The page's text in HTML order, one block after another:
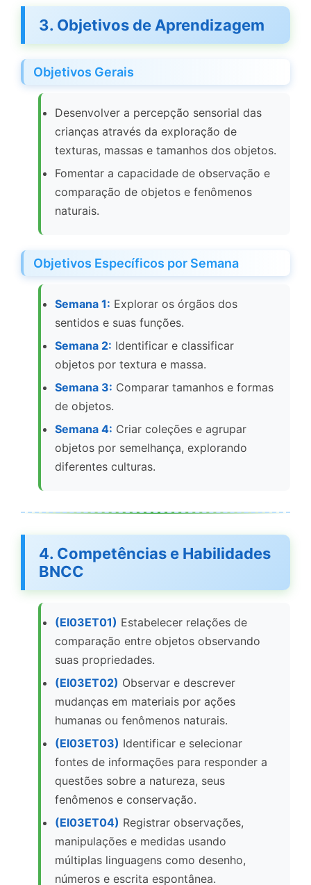
3. Objetivos de Aprendizagem
Objetivos Gerais
Desenvolver a percepção sensorial das
crianças através da exploração de
texturas, massas e tamanhos dos objetos.
Fomentar a capacidade de observação e
comparação de objetos e fenômenos
naturais.
Objetivos Específicos por Semana
Semana 1: Explorar os órgãos dos
sentidos e suas funções.
Semana 2: Identificar e classificar
objetos por textura e massa.
Semana 3: Comparar tamanhos e formas
de objetos.
Semana 4: Criar coleções e agrupar
objetos por semelhança, explorando
diferentes culturas.
4. Competências e Habilidades
BNCC
(EI03ET01) Estabelecer relações de
comparação entre objetos observando
suas propriedades.
(EI03ET02) Observar e descrever
mudanças em materiais por ações
humanas ou fenômenos naturais.
(EI03ET03) Identificar e selecionar
fontes de informações para responder a
questões sobre a natureza, seus
fenômenos e conservação.
(EI03ET04) Registrar observações,
manipulações e medidas usando
múltiplas linguagens como desenho,
números e escrita espontânea.